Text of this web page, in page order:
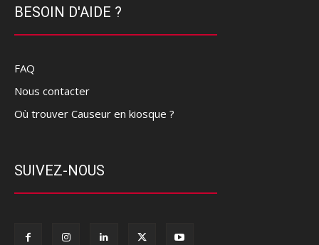
BESOIN D'AIDE ?
FAQ
Nous contacter
Où trouver Causeur en kiosque ?
SUIVEZ-NOUS